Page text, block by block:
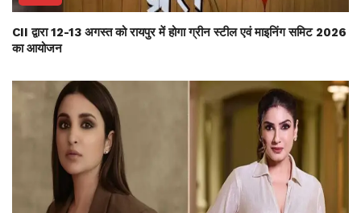
CII द्वारा 12-13 अगस्त को रायपुर में होगा ग्रीन स्टील एवं माइनिंग समिट 2026
का आयोजन